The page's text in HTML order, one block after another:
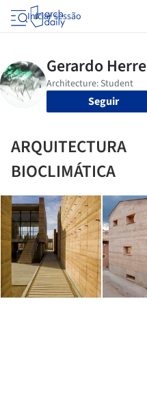
Iniciar sessão
Seguir
ARQUITECTURA
BIOCLIMÁTICA